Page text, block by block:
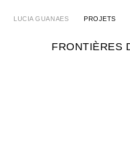
LUCIA GUANAES PROJETS
FRONTIÈRES